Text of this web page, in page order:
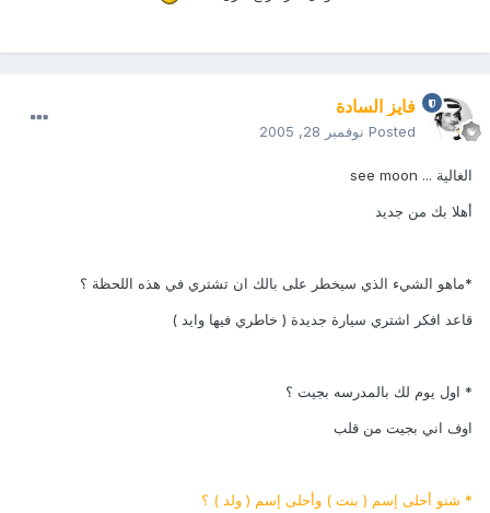
فايز السادة
Posted نوفمبر 28, 2005
الغالية ... see moon
أهلا بك من جديد
*ماهو الشيء الذي سيخطر على بالك ان تشتري في هذه اللحظة ؟
قاعد افكر اشتري سيارة جديدة ( خاطري فيها وايد )
* اول يوم لك بالمدرسه بجيت ؟
اوف اني بجيت من قلب
* شنو أحلى إسم ( بنت ) وأحلى إسم ( ولد ) ؟